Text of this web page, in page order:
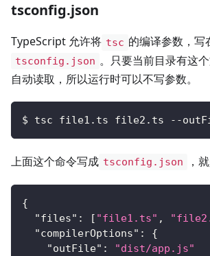
tsconfig.json
TypeScript 允许将 tsc 的编译参数，写
tsconfig.json 。只要当前目录有这个
自动读取，所以运行时可以不写参数。
$ tsc file1.ts file2.ts --
上面这个命令写成 tsconfig.json ，
{
"files" : [ "file1.ts" ,
"compilerOptions" :
{
"outFile" :
"dist/app.js"